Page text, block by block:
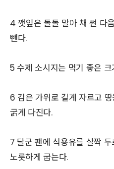
4 깻잎은 돌돌 말아 채 썬 다
뺀다.
5 수제 소시지는 먹기 좋은 크
6 김은 가위로 길게 자르고
굵게 다진다.
7 달군 팬에 식용유를 살짝
노릇하게 굽는다.